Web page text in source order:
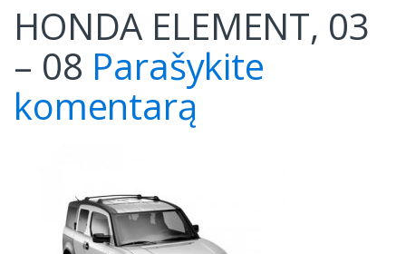
HONDA ELEMENT, 03
– 08 Parašykite
komentarą